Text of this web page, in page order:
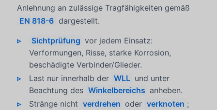
Anlehnung an zulässige Tragfähigkeiten gemäß
EN 818-6 dargestellt.
Sichtprüfung vor jedem Einsatz:
Verformungen, Risse, starke Korrosion,
beschädigte Verbinder/Glieder.
Last nur innerhalb der WLL und unter
Beachtung des Winkelbereichs anheben.
Stränge nicht verdrehen oder verknoten ;